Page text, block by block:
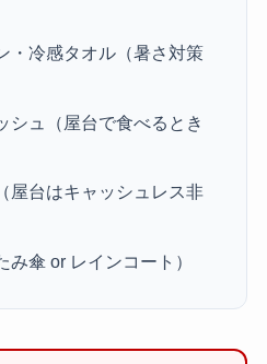
・冷感タオル（暑さ対策
シュ（屋台で食べるとき
屋台はキャッシュレス非
み傘 or レインコート）